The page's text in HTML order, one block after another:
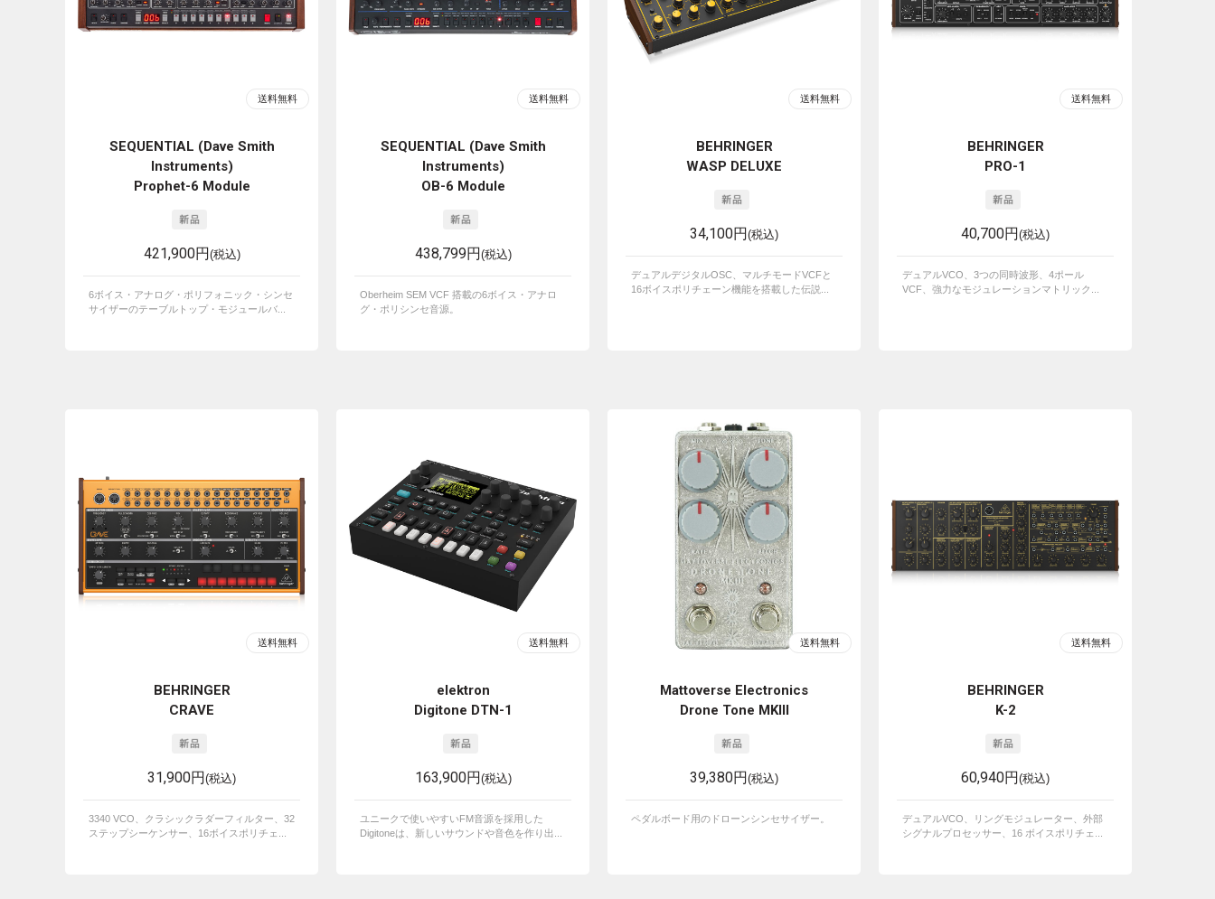
SEQUENTIAL (Dave Smith
Instruments)
Prophet-6 Module
421,900円(税込)
6ボイス・アナログ・ポリフォニック・シンセ
サイザーのテーブルトップ・モジュールバ...
SEQUENTIAL (Dave Smith
Instruments)
OB-6 Module
438,799円(税込)
Oberheim SEM VCF 搭載の6ボイス・アナロ
グ・ポリシンセ音源。
BEHRINGER
WASP DELUXE
34,100円(税込)
デュアルデジタルOSC、マルチモードVCFと
16ボイスポリチェーン機能を搭載した伝説...
BEHRINGER
PRO-1
40,700円(税込)
デュアルVCO、3つの同時波形、4ポール
VCF、強力なモジュレーションマトリック...
BEHRINGER
CRAVE
31,900円(税込)
3340 VCO、クラシックラダーフィルター、32
ステップシーケンサー、16ボイスポリチェ...
elektron
Digitone DTN-1
163,900円(税込)
ユニークで使いやすいFM音源を採用した
Digitoneは、新しいサウンドや音色を作り出...
Mattoverse Electronics
Drone Tone MKIII
39,380円(税込)
ペダルボード用のドローンシンセサイザー。
BEHRINGER
K-2
60,940円(税込)
デュアルVCO、リングモジュレーター、外部
シグナルプロセッサー、16 ボイスポリチェ...